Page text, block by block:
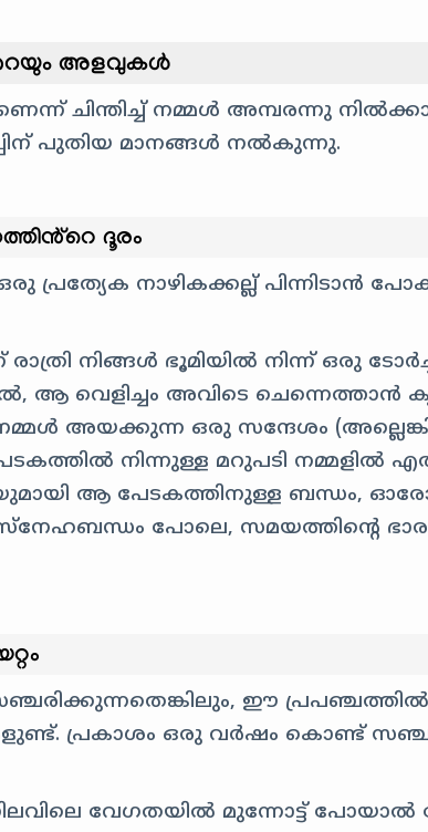
അളവുകൾ
ചിന്തിച്ച് നമ്മൾ അമ്പരന്നു
പുതിയ മാനങ്ങൾ നൽകുന്നു.
ദൂരം
പ്രത്യേക നാഴികക്കല്ല് പിന്നിടാൻ
രാത്രി നിങ്ങൾ ഭൂമിയിൽ നിന്ന് ഒരു
ആ വെളിച്ചം അവിടെ ചെന്നെത്താൻ
അയക്കുന്ന ഒരു സന്ദേശം
നിന്നുള്ള മറുപടി നമ്മളിൽ
ആ പേടകത്തിനുള്ള ബന്ധം,
പോലെ, സമയത്തിൻ്റെ ഭാരം
ഈ പ്രപഞ്ചത്തിൽ
പ്രകാശം ഒരു വർഷം കൊണ്ട്
നിലവിലെ വേഗതയിൽ മുന്നോട്ട്